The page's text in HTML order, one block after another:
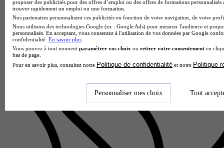
La Licence Professionnelle Métiers de l'Aménagement du
Territoire et de l'Urbanisme, parcours Végétalisation et
Agriculture Urbaine, proposée par l'IUT de Troyes, forme en
un an des prof…
proposer des publicités pour des offres d’emploi ou des offres de formations
trouver rapidement un emploi ou une formation.
Nos partenaires personnalisent ces publicités en fonction de votre navigation, de votre
Nous utilisons des technologies Google (ex : Google Ads) pour mesurer l'audience et
personnalisés. En acceptant, vous consentez à l'utilisation de vos données par Google
confidentialité. En savoir plus
Vous pouvez à tout moment paramétrer vos choix ou retirer votre consentement en
bas de page.
Pour en savoir plus, consultez notre Politique de confidentialité et notre Politique
Personnaliser mes choix Tout